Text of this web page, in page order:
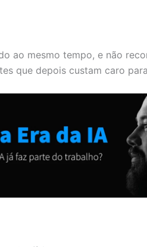
ao mesmo tempo, e não
que depois custam caro